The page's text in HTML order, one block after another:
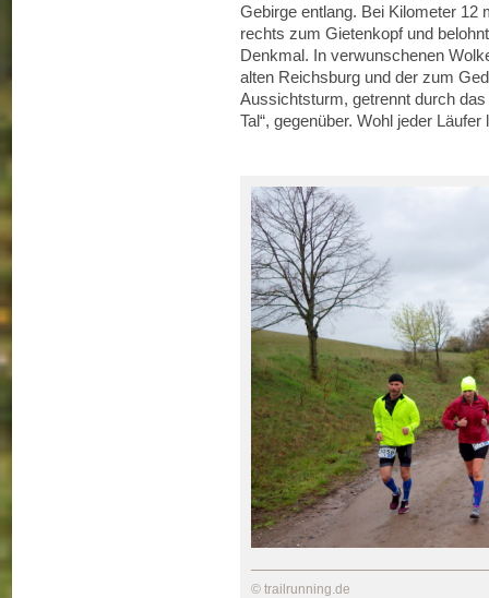
Gebirge entlang. Bei Kilometer 12
rechts zum Gietenkopf und
Denkmal. In verwunschenen
alten Reichsburg und der zum
Aussichtsturm, getrennt durch
Tal“, gegenüber. Wohl jeder
© trailrunning.de